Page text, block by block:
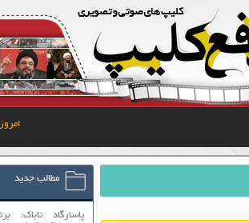
امروز :
مطالب جدید
پاسارگاد تاباک: